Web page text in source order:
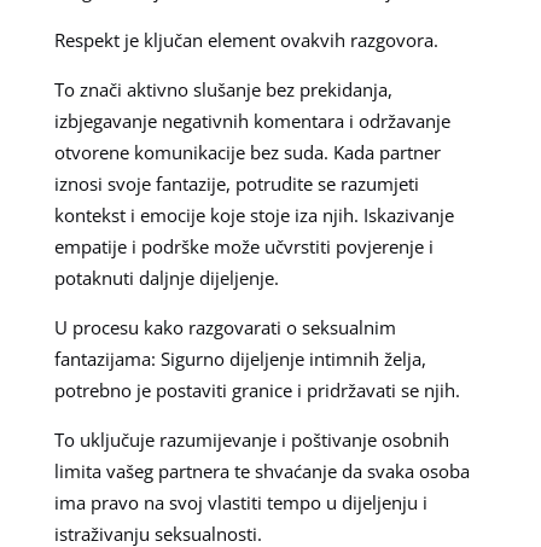
Respekt je ključan element ovakvih razgovora.
To znači aktivno slušanje bez prekidanja,
izbjegavanje negativnih komentara i održavanje
otvorene komunikacije bez suda. Kada partner
iznosi svoje fantazije, potrudite se razumjeti
kontekst i emocije koje stoje iza njih. Iskazivanje
empatije i podrške može učvrstiti povjerenje i
potaknuti daljnje dijeljenje.
U procesu kako razgovarati o seksualnim
fantazijama: Sigurno dijeljenje intimnih želja,
potrebno je postaviti granice i pridržavati se njih.
To uključuje razumijevanje i poštivanje osobnih
limita vašeg partnera te shvaćanje da svaka osoba
ima pravo na svoj vlastiti tempo u dijeljenju i
istraživanju seksualnosti.